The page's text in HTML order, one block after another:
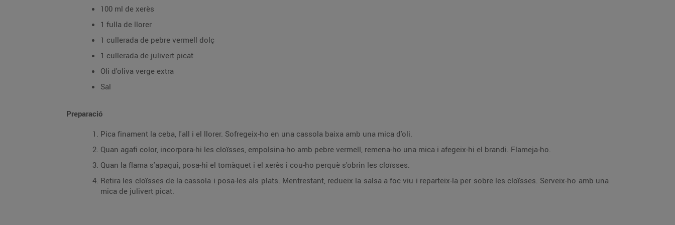
100 ml de xerès
1 fulla de llorer
1 cullerada de pebre vermell dolç
1 cullerada de julivert picat
Oli d'oliva verge extra
Sal
Preparació
Pica finament la ceba, l'all i el llorer. Sofregeix-ho en una cassola baixa amb una mica d'oli.
Quan agafi color, incorpora-hi les cloïsses, empolsina-ho amb pebre vermell, remena-ho una mica i afegeix-hi el brandi. Flameja-ho.
Quan la flama s'apagui, posa-hi el tomàquet i el xerès i cou-ho perquè s'obrin les cloïsses.
Retira les cloïsses de la cassola i posa-les als plats. Mentrestant, redueix la salsa a foc viu i reparteix-la per sobre les cloïsses. Serveix-ho amb una
mica de julivert picat.